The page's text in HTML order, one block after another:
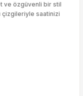
ve özgüvenli bir stil
çizgileriyle saatinizi